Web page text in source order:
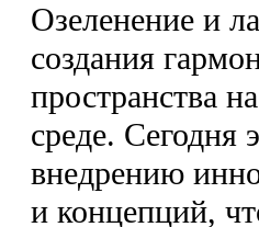
Озеленение и
создания
пространства
среде. Сегодня
внедрению
и концепций,